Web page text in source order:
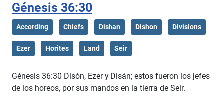
Génesis 36:30
According Chiefs Dishan Dishon Divisions
Ezer Horites Land Seir
Génesis 36:30 Disón, Ezer y Disán; estos fueron los jefes
de los horeos, por sus mandos en la tierra de Seir.